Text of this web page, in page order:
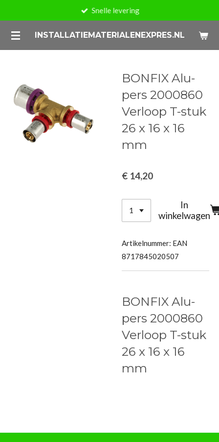
naar
de
INSTALLATIEMATERIALENEXPRES.NL
Snelle levering
BONFIX Alu-
pers 2000860
Verloop T-stuk
26 x 16 x 16
mm
€ 14,20
In
winkelwagen
Artikelnummer: EAN
8717845020507
BONFIX Alu-
pers 2000860
Verloop T-stuk
26 x 16 x 16
mm